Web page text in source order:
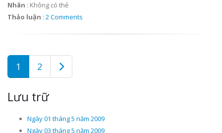
Nhãn : Không có thẻ
Thảo luận : 2 Comments
1 2
Lưu trữ
Ngày 01 tháng 5 năm 2009
Ngày 03 tháng 5 năm 2009